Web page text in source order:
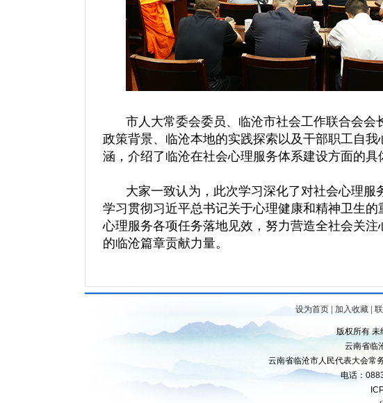
市人大常委会委员、临沧市社会工作联合会会
政策背景、临沧本地的实践探索以及干部职工自
涵，介绍了临沧在社会心理服务体系建设方面的
大家一致认为，此次学习深化了对社会心理
学习贯彻习近平总书记关于心理健康和精神卫生
心理服务各项任务落地见效，努力营造全社会关
的临沧篇章贡献力量。
设为首页 加入收藏
版权所有 未
云南省临
云南省临沧市人民代表大会常
电话：